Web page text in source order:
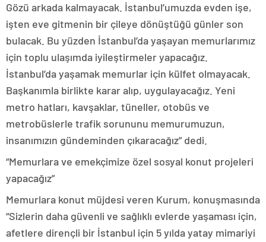
Gözü arkada kalmayacak. İstanbul’umuzda evden işe,
işten eve gitmenin bir çileye dönüştüğü günler son
bulacak. Bu yüzden İstanbul’da yaşayan memurlarımız
için toplu ulaşımda iyileştirmeler yapacağız.
İstanbul’da yaşamak memurlar için külfet olmayacak.
Başkanımla birlikte karar alıp, uygulayacağız. Yeni
metro hatları, kavşaklar, tüneller, otobüs ve
metrobüslerle trafik sorununu memurumuzun,
insanımızın gündeminden çıkaracağız” dedi.
“Memurlara ve emekçimize özel sosyal konut projeleri
yapacağız”
Memurlara konut müjdesi veren Kurum, konuşmasında
“Sizlerin daha güvenli ve sağlıklı evlerde yaşaması için,
afetlere dirençli bir İstanbul için 5 yılda yatay mimariyi